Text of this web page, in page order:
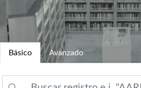
Básico Avanzado